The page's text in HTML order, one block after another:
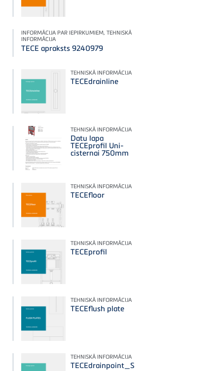
INFORMĀCIJA PAR IEPIRKUMIEM, TEHNISKĀ
INFORMĀCIJA
TECE apraksts 9240979
TEHNISKĀ INFORMĀCIJA
TECEdrainline
TEHNISKĀ INFORMĀCIJA
Datu lapa
TECEprofil Uni-
cisternai 750mm
TEHNISKĀ INFORMĀCIJA
TECEfloor
TEHNISKĀ INFORMĀCIJA
TECEprofil
TEHNISKĀ INFORMĀCIJA
TECEflush plate
TEHNISKĀ INFORMĀCIJA
TECEdrainpoint_S